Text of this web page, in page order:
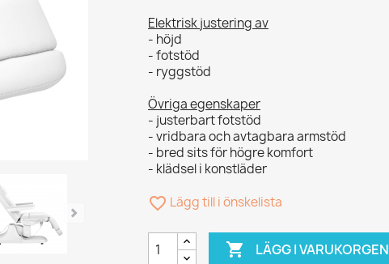
Elektrisk justering av
- höjd
- fotstöd
- ryggstöd
Övriga egenskaper
- justerbart fotstöd
- vridbara och avtagbara armstöd
- bred sits för högre komfort
- klädsel i konstläder
favorite_border Lägg till i önskelista
 LÄGG I VARUKORGEN